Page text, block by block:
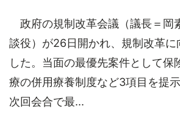
政府の規制改革会議（議長＝岡
談役）が26日開かれ、規制改革に
した。当面の最優先案件として保
療の併用療養制度など3項目を提
次回会合で最...